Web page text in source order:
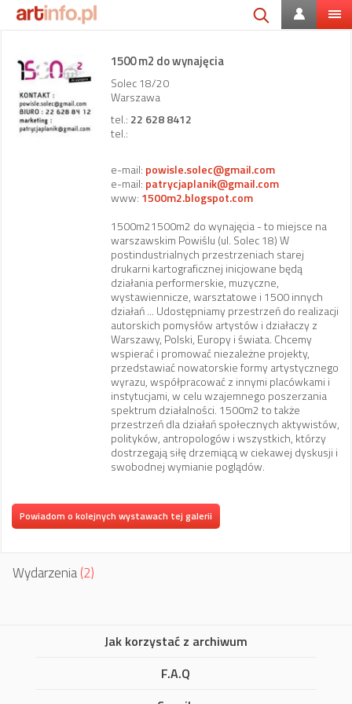
1500 m2 do wynajęcia
Solec 18/20
Warszawa
tel.: 22 628 8412
tel.:
e-mail: powisle.solec@gmail.com
e-mail: patrycjaplanik@gmail.com
www: 1500m2.blogspot.com
1500m21500m2 do wynajęcia - to miejsce na
warszawskim Powiślu (ul. Solec 18) W
postindustrialnych przestrzeniach starej
drukarni kartograficznej inicjowane będą
działania performerskie, muzyczne,
wystawiennicze, warsztatowe i 1500 innych
działań ... Udostępniamy przestrzeń do realizacji
autorskich pomysłów artystów i działaczy z
Warszawy, Polski, Europy i świata. Chcemy
wspierać i promować niezależne projekty,
przedstawiać nowatorskie formy artystycznego
wyrazu, współpracować z innymi placówkami i
instytucjami, w celu wzajemnego poszerzania
spektrum działalności. 1500m2 to także
przestrzeń dla działań społecznych aktywistów,
polityków, antropologów i wszystkich, którzy
dostrzegają siłę drzemiącą w ciekawej dyskusji i
swobodnej wymianie poglądów.
Powiadom o kolejnych wystawach tej galerii
Wydarzenia(2)
Jak korzystać z archiwum
F.A.Q